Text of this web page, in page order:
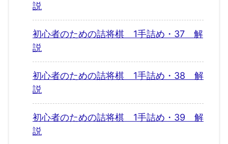
説
初心者のための詰将棋 1手詰め・37 解
説
初心者のための詰将棋 1手詰め・38 解
説
初心者のための詰将棋 1手詰め・39 解
説